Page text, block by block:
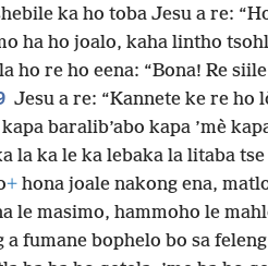
ka ho toba Jesu a re:
ha ho joalo, kaha lintho
ho re ho eena: “Bona! Re
Jesu a re: “Kannete ke re ho
baralib’abo kapa ’mè
la ka le ka lebaka la litaba
+ hona joale nakong ena,
le masimo, hammoho le
fumane bophelo bo sa